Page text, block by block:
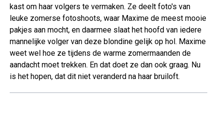
kast om haar volgers te vermaken. Ze deelt foto's van
leuke zomerse fotoshoots, waar Maxime de meest mooie
pakjes aan mocht, en daarmee slaat het hoofd van iedere
mannelijke volger van deze blondine gelijk op hol. Maxime
weet wel hoe ze tijdens de warme zomermaanden de
aandacht moet trekken. En dat doet ze dan ook graag. Nu
is het hopen, dat dit niet veranderd na haar bruiloft.